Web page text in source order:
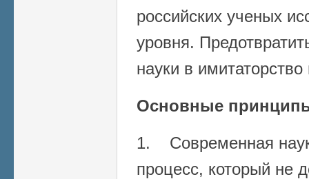
российских ученых
уровня.
науки в
Основные
1. Современная
процесс, который не